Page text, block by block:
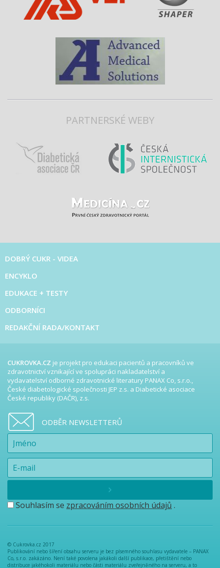
PARTNERSKÉ WEBY
DOBRÝ CUKR - VIDEA
ENCYKLO
EDUKACE + TESTY
ODBORNÍCI
REDAKČNÍ RADA/KONTAKT
CUKROVKA.CZ je projekt pro edukaci pacientů a pracovníků ve
zdravotnictví vznikající ve spolupráci nakladatelství a
vydavatelství odborné zdravotnické literatury PANAX Co, s.r.o.,
České diabetologické společnosti JEP z.s. a Diabetické asociace
České republiky (DAČR), z.s.
ODBĚR NEWSLETTERŮ
Souhlasím se zpracováním osobních údajů .
© Cukrovka.cz 2017
Publikování nebo šíření obsahu serveru je bez písemného souhlasu vydavatele – PANAX
Co, s.r.o. zakázáno. Není také povolena jakákoli další publikace, přetištění nebo
distribuce jakéhokoli materiálu nebo části materiálu zveřejněného na serveru, a to